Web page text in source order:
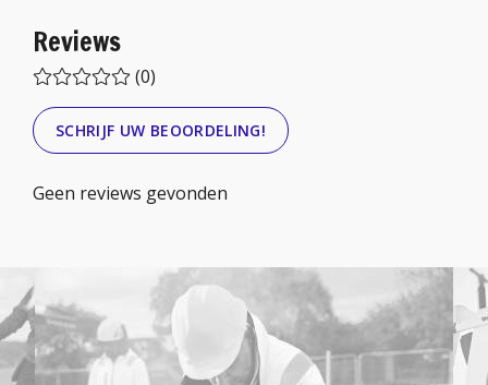
Reviews
(0)
SCHRIJF UW BEOORDELING!
Geen reviews gevonden